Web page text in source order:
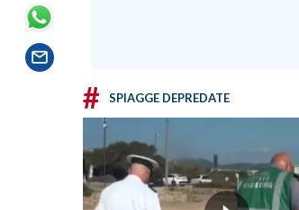
# SPIAGGE DEPREDATE